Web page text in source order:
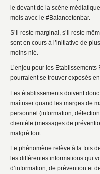
le devant de la scène
mois avec le #Balancetonbar.
S’il reste marginal, s’il reste
sont en cours à l’initiative de
moins nié.
L’enjeu pour les
pourraient se trouver exposés
Les établissements doivent
maîtriser quand les marges de
personnel (information,
clientèle (messages de
malgré tout.
Le phénomène relève à la fois
les différentes informations qui
d’information, de prévention et